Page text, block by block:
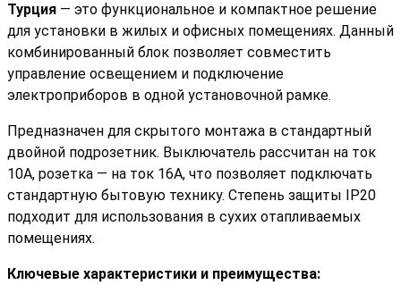
Турция — это функциональное и компактное решение
для установки в жилых и офисных помещениях. Данный
комбинированный блок позволяет совместить
управление освещением и подключение
электроприборов в одной установочной рамке.
Предназначен для скрытого монтажа в стандартный
двойной подрозетник. Выключатель рассчитан на ток
10А, розетка — на ток 16А, что позволяет подключать
стандартную бытовую технику. Степень защиты IP20
подходит для использования в сухих отапливаемых
помещениях.
Ключевые характеристики и преимущества: